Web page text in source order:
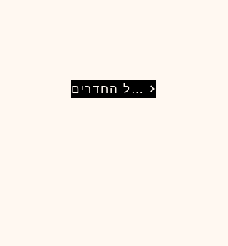
לכל החדרים